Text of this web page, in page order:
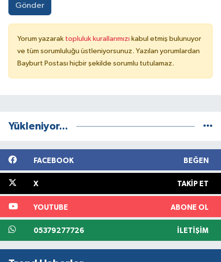
Gönder
Yorum yazarak topluluk kurallarımızı kabul etmiş bulunuyor
ve tüm sorumluluğu üstleniyorsunuz. Yazılan yorumlardan
Bayburt Postası hiçbir şekilde sorumlu tutulamaz.
Yükleniyor...
FACEBOOK BEĞEN
X TAKIP ET
YOUTUBE ABONE OL
05379277726 İLETIŞIM